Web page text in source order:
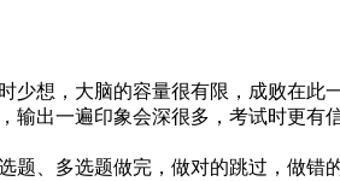
想，大脑的容量很有限，成败在此一
输出一遍印象会深很多，考试时更
题、多选题做完，做对的跳过，做